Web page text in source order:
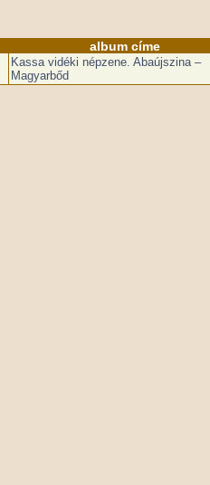
album címe
Kassa vidéki népzene. Abaújszina –
Magyarbőd